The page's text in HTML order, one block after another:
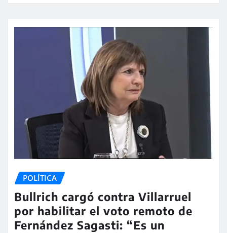
POLÍTICA
Bullrich cargó contra Villarruel
por habilitar el voto remoto de
Fernández Sagasti: “Es un